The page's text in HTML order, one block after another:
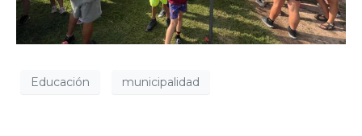
Educación municipalidad